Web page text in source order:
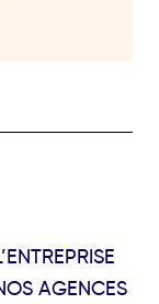
AGENCES